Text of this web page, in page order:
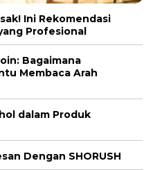
Ini Rekomendasi
Profesional
Bagaimana
Membaca Arah
dalam Produk
Dengan SHORUSH